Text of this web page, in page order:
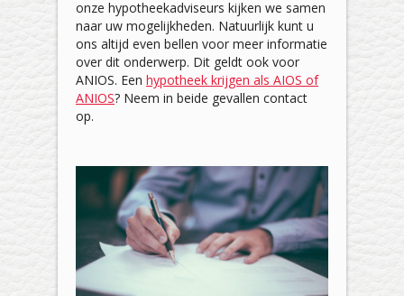
onze hypotheekadviseurs kijken we samen
naar uw mogelijkheden. Natuurlijk kunt u
ons altijd even bellen voor meer informatie
over dit onderwerp. Dit geldt ook voor
ANIOS. Een hypotheek krijgen als AIOS of
ANIOS? Neem in beide gevallen contact
op.